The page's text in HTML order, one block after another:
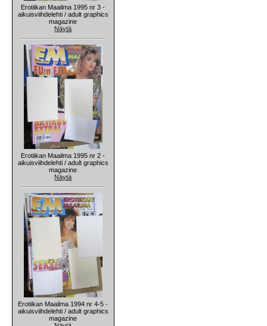
Erotiikan Maailma 1995 nr 3 -
aikuisviihdelehti / adult graphics
magazine
Näytä
Erotiikan Maailma 1995 nr 2 -
aikuisviihdelehti / adult graphics
magazine
Näytä
Erotiikan Maailma 1994 nr 4-5 -
aikuisviihdelehti / adult graphics
magazine